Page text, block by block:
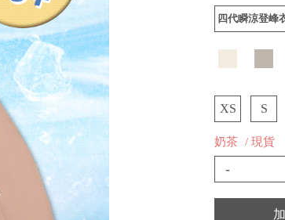
四代瞬涼登峰
XS S
奶茶 / 現貨
-